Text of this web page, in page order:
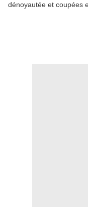
dénoyautée et coupées